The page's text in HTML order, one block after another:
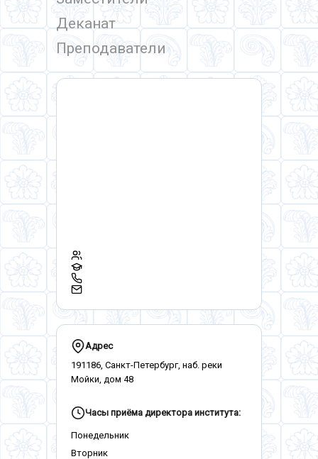
Деканат
Преподаватели
Адрес
191186, Санкт-Петербург, наб. реки
Мойки, дом 48
Часы приёма директора института:
Понедельник
Вторник